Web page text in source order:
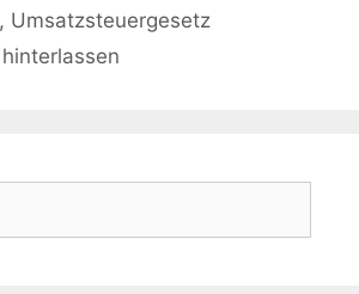
, Umsatzsteuergesetz